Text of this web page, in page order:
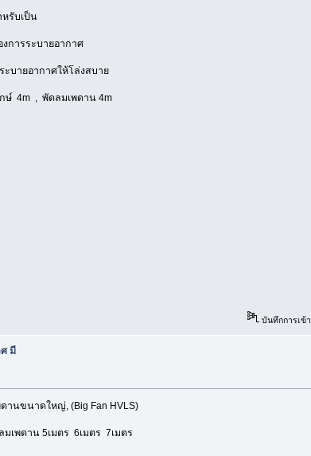
รับเป็น
การระบายอากาศ
บายอากาศให้โล่งสบาย
4m , พัดลมเพดาน 4m
บันทึกการเข้า
มี
นขนาดใหญ่, (Big Fan HVLS)
เพดาน 5เมตร 6เมตร 7เมตร